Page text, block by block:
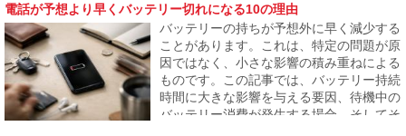
見なされないことを前提にしています。こ
の記事は、このモデルがなぜ生まれたの
か、そしてどのようにインターネットの普
段の運用に徐々に反映されるのかを説明し
ます。
電話が予想より早くバッテリー切れになる10の理由
バッテリーの持ちが予想外に早く減少する
ことがあります。これは、特定の問題が原
因ではなく、小さな影響の積み重ねによる
ものです。この記事では、バッテリー持続
時間に大きな影響を与える要因、待機中の
バッテリー消費が発生する場合、そしてそ